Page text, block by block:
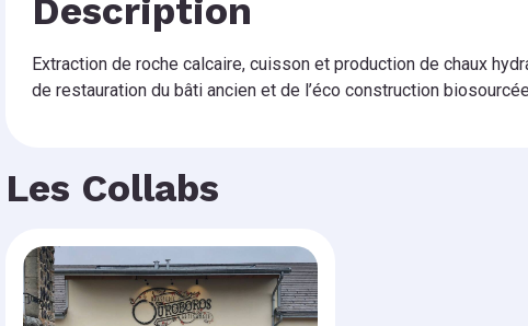
Description
Extraction de roche calcaire, cuisson et production de chaux
de restauration du bâti ancien et de l’éco construction
Les Collabs